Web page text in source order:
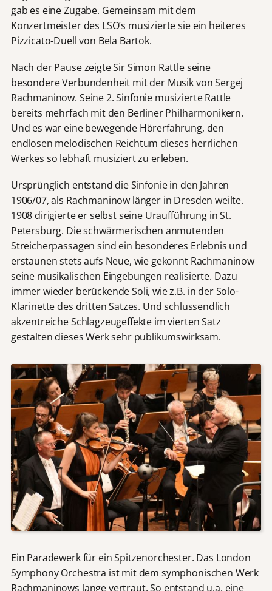
gab es eine Zugabe. Gemeinsam mit dem
Konzertmeister des LSO’s musizierte sie ein heiteres
Pizzicato-Duell von Bela Bartok.
Nach der Pause zeigte Sir Simon Rattle seine
besondere Verbundenheit mit der Musik von Sergej
Rachmaninow. Seine 2. Sinfonie musizierte Rattle
bereits mehrfach mit den Berliner Philharmonikern.
Und es war eine bewegende Hörerfahrung, den
endlosen melodischen Reichtum dieses herrlichen
Werkes so lebhaft musiziert zu erleben.
Ursprünglich entstand die Sinfonie in den Jahren
1906/07, als Rachmaninow länger in Dresden weilte.
1908 dirigierte er selbst seine Uraufführung in St.
Petersburg. Die schwärmerischen anmutenden
Streicherpassagen sind ein besonderes Erlebnis und
erstaunen stets aufs Neue, wie gekonnt Rachmaninow
seine musikalischen Eingebungen realisierte. Dazu
immer wieder berückende Soli, wie z.B. in der Solo-
Klarinette des dritten Satzes. Und schlussendlich
akzentreiche Schlagzeugeffekte im vierten Satz
gestalten dieses Werk sehr publikumswirksam.
Ein Paradewerk für ein Spitzenorchester. Das London
Symphony Orchestra ist mit dem symphonischen Werk
Rachmaninows lange vertraut. So entstand u.a. eine